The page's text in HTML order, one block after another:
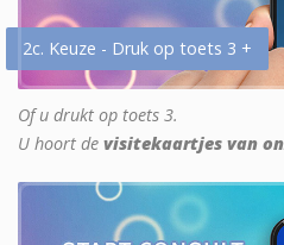
2c. Keuze - Druk op toets 3 +
Of u drukt op toets 3.
U hoort de visitekaartjes van